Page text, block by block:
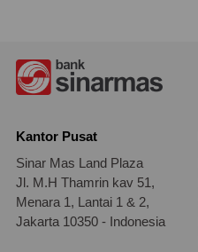
Kantor Pusat
Sinar Mas Land Plaza
Jl. M.H Thamrin kav 51,
Menara 1, Lantai 1 & 2,
Jakarta 10350 - Indonesia